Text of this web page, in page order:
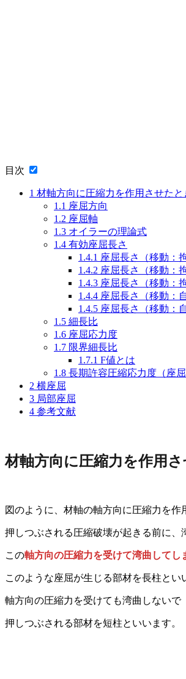
目次
1 材軸方向に圧縮力を作用させたと
1.1 座屈方向
1.2 座屈軸
1.3 オイラーの理論式
1.4 有効座屈長さ
1.4.1 座屈長さ（移動：
1.4.2 座屈長さ（移動：
1.4.3 座屈長さ（移動：
1.4.4 座屈長さ（移動：
1.4.5 座屈長さ（移動：
1.5 細長比
1.6 座屈応力度
1.7 限界細長比
1.7.1 F値とは
1.8 長期許容圧縮応力度（座屈
2 横座屈
3 局部座屈
4 参考文献
材軸方向に圧縮力を作用
図のように、材軸の軸方向に圧縮力を作
押しつぶされる圧縮破壊が起きる前に、
この軸方向の圧縮力を受けて湾曲してし
このような座屈が生じる部材を長柱とい
軸方向の圧縮力を受けても湾曲しないで
押しつぶされる部材を短柱といいます。